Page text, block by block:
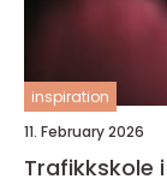
inspiration
11. February 2026
Trafikkskole